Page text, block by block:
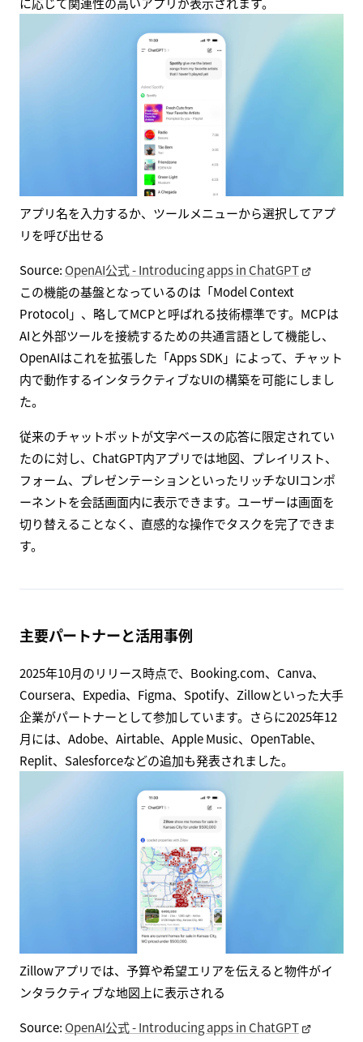
アプリ名を入力するか、ツールメニューから選択してアプ
リを呼び出せる
Source: OpenAI公式 - Introducing apps in ChatGPT
この機能の基盤となっているのは「Model Context
Protocol」、略してMCPと呼ばれる技術標準です。MCPは
AIと外部ツールを接続するための共通言語として機能し、
OpenAIはこれを拡張した「Apps SDK」によって、チャット
内で動作するインタラクティブなUIの構築を可能にしまし
た。
従来のチャットボットが文字ベースの応答に限定されてい
たのに対し、ChatGPT内アプリでは地図、プレイリスト、
フォーム、プレゼンテーションといったリッチなUIコンポ
ーネントを会話画面内に表示できます。ユーザーは画面を
切り替えることなく、直感的な操作でタスクを完了できま
す。
主要パートナーと活用事例
2025年10月のリリース時点で、Booking.com、Canva、
Coursera、Expedia、Figma、Spotify、Zillowといった大手
企業がパートナーとして参加しています。さらに2025年12
月には、Adobe、Airtable、Apple Music、OpenTable、
Replit、Salesforceなどの追加も発表されました。
Zillowアプリでは、予算や希望エリアを伝えると物件がイ
ンタラクティブな地図上に表示される
Source: OpenAI公式 - Introducing apps in ChatGPT